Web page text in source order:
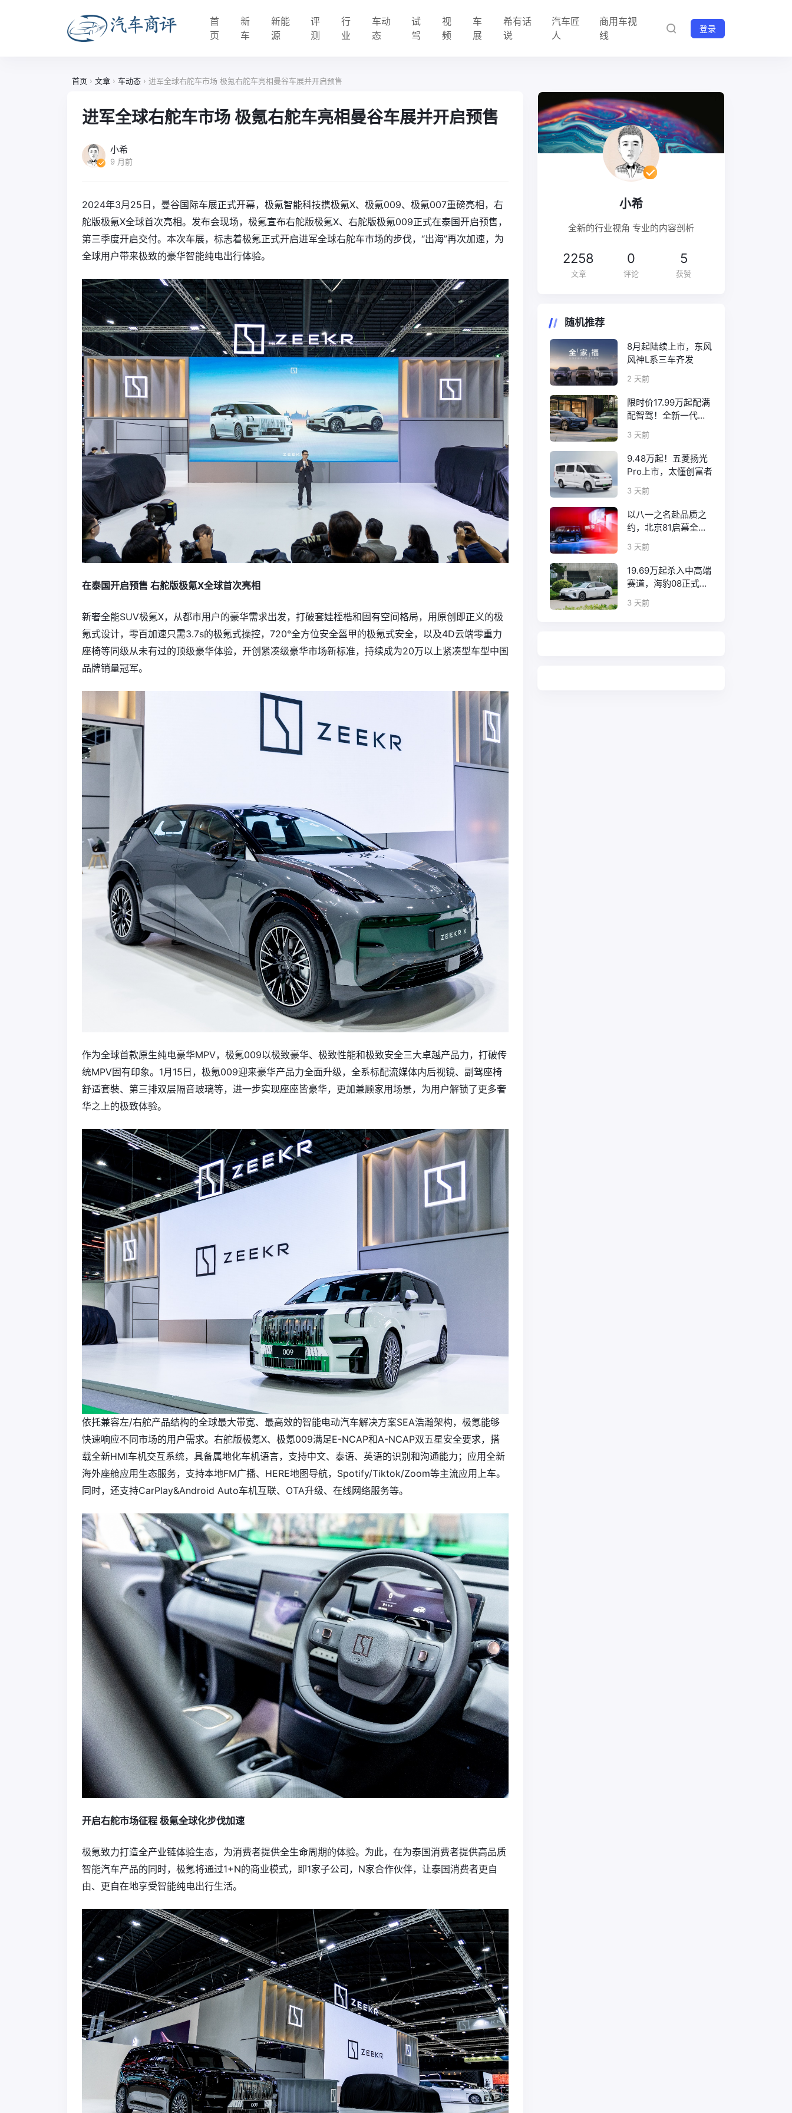
首
页
新
车
新能
源
评
测
行
业
车动
态
试
驾
视
频
车
展
希有话
说
汽车匠
人
商用车视
线
登录
首页 › 文章 › 车动态 › 进军全球右舵车市场 极氪右舵车亮相曼谷车展并开启预售
进军全球右舵车市场 极氪右舵车亮相曼谷车展并开启预售
小希
9 月前
2024年3月25日，曼谷国际车展正式开幕，极氪智能科技携极氪X、极氪009、极氪007重磅亮相，右
舵版极氪X全球首次亮相。发布会现场，极氪宣布右舵版极氪X、右舵版极氪009正式在泰国开启预售，
第三季度开启交付。本次车展，标志着极氪正式开启进军全球右舵车市场的步伐，“出海”再次加速，为
全球用户带来极致的豪华智能纯电出行体验。
在泰国开启预售 右舵版极氪X全球首次亮相
新奢全能SUV极氪X，从都市用户的豪华需求出发，打破套娃桎梏和固有空间格局，用原创即正义的极
氪式设计，零百加速只需3.7s的极氪式操控，720°全方位安全盔甲的极氪式安全，以及4D云端零重力
座椅等同级从未有过的顶级豪华体验，开创紧凑级豪华市场新标准，持续成为20万以上紧凑型车型中国
品牌销量冠军。
作为全球首款原生纯电豪华MPV，极氪009以极致豪华、极致性能和极致安全三大卓越产品力，打破传
统MPV固有印象。1月15日，极氪009迎来豪华产品力全面升级，全系标配流媒体内后视镜、副驾座椅
舒适套裝、第三排双层隔音玻璃等，进一步实现座座皆豪华，更加兼顾家用场景，为用户解锁了更多奢
华之上的极致体验。
依托兼容左/右舵产品结构的全球最大带宽、最高效的智能电动汽车解决方案SEA浩瀚架构，极氪能够
快速响应不同市场的用户需求。右舵版极氪X、极氪009满足E-NCAP和A-NCAP双五星安全要求，搭
载全新HMI车机交互系统，具备属地化车机语言，支持中文、泰语、英语的识别和沟通能力；应用全新
海外座舱应用生态服务，支持本地FM广播、HERE地图导航，Spotify/Tiktok/Zoom等主流应用上车。
同时，还支持CarPlay&Android Auto车机互联、OTA升级、在线网络服务等。
开启右舵市场征程 极氪全球化步伐加速
极氪致力打造全产业链体验生态，为消费者提供全生命周期的体验。为此，在为泰国消费者提供高品质
智能汽车产品的同时，极氪将通过1+N的商业模式，即1家子公司，N家合作伙伴，让泰国消费者更自
由、更自在地享受智能纯电出行生活。
小希
全新的行业视角 专业的内容剖析
2258
文章
0
评论
5
获赞
随机推荐
8月起陆续上市，东风
风神L系三车齐发
2 天前
限时价17.99万起配满
配智驾！全新一代天
工08正式上市
3 天前
9.48万起！五菱扬光
Pro上市，太懂创富者
3 天前
以八一之名赴品质之
约，北京81启幕全新
口碑征程
3 天前
19.69万起杀入中高端
赛道，海豹08正式上
市！
3 天前